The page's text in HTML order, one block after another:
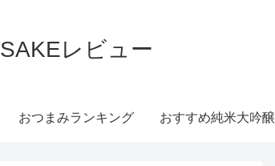
SAKEレビュー
おつまみランキング おすすめ純米大吟醸